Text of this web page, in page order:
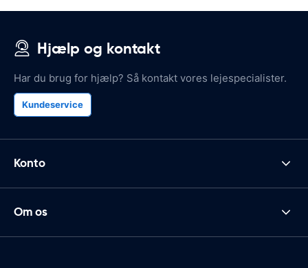
Hjælp og kontakt
Har du brug for hjælp? Så kontakt vores lejespecialister.
Kundeservice
Konto
Om os